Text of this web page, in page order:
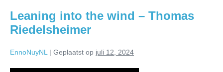
Leaning into the wind – Thomas
Riedelsheimer
EnnoNuyNL | Geplaatst op juli 12, 2024